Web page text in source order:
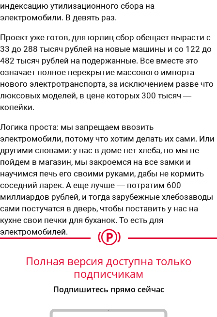
индексацию утилизационного сбора на
электромобили. В девять раз.
Проект уже готов, для юрлиц сбор обещает вырасти с
33 до 288 тысяч рублей на новые машины и со 122 до
482 тысяч рублей на подержанные. Все вместе это
означает полное перекрытие массового импорта
нового электротранспорта, за исключением разве что
люксовых моделей, в цене которых 300 тысяч —
копейки.
Логика проста: мы запрещаем ввозить
электромобили, потому что хотим делать их сами. Или
другими словами: у нас в доме нет хлеба, но мы не
пойдем в магазин, мы закроемся на все замки и
научимся печь его своими руками, дабы не кормить
соседний ларек. А еще лучше — потратим 600
миллиардов рублей, и тогда зарубежные хлебозаводы
сами постучатся в дверь, чтобы поставить у нас на
кухне свои печки для буханок. То есть для
электромобилей.
Полная версия доступна только
подписчикам
Подпишитесь прямо сейчас